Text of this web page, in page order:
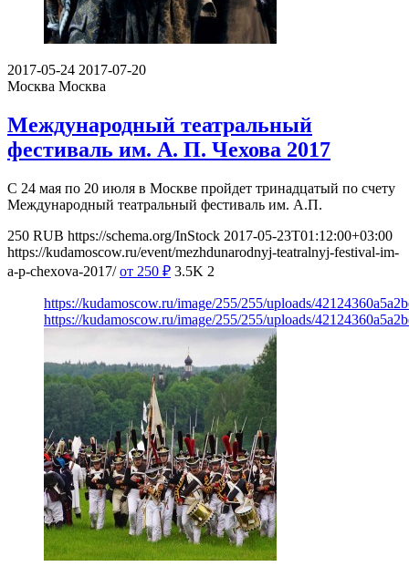
2017-05-24 2017-07-20
Москва Москва
Международный театральный
фестиваль им. А. П. Чехова 2017
С 24 мая по 20 июля в Москве пройдет тринадцатый по счету
Международный театральный фестиваль им. А.П.
250 RUB https://schema.org/InStock 2017-05-23T01:12:00+03:00
https://kudamoscow.ru/event/mezhdunarodnyj-teatralnyj-festival-im-
a-p-chexova-2017/ от 250 ₽ 3.5K 2
https://kudamoscow.ru/image/255/255/uploads/
https://kudamoscow.ru/image/255/255/uploads/